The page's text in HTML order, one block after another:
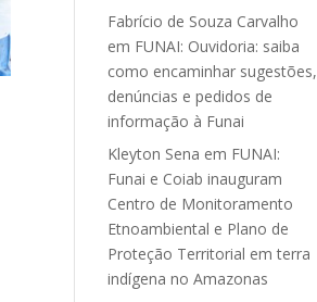
Fabrício de Souza Carvalho
em FUNAI: Ouvidoria: saiba
como encaminhar sugestões,
denúncias e pedidos de
informação à Funai
Kleyton Sena em FUNAI:
Funai e Coiab inauguram
Centro de Monitoramento
Etnoambiental e Plano de
Proteção Territorial em terra
indígena no Amazonas